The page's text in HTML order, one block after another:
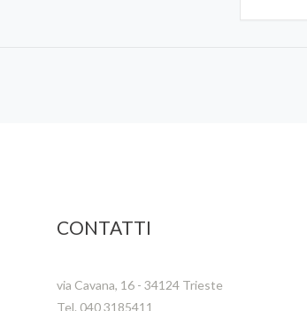
CONTATTI
via Cavana, 16 - 34124 Trieste
Tel. 040 3185411